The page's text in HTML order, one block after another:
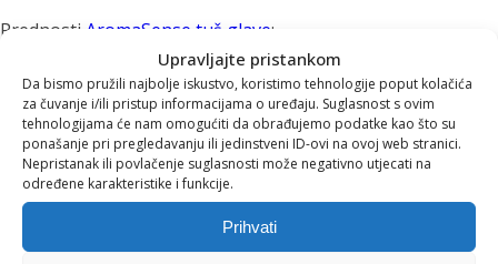
Upravljajte pristankom
Da bismo pružili najbolje iskustvo, koristimo tehnologije poput kolačića
za čuvanje i/ili pristup informacijama o uređaju. Suglasnost s ovim
tehnologijama će nam omogućiti da obrađujemo podatke kao što su
ponašanje pri pregledavanju ili jedinstveni ID-ovi na ovoj web stranici.
Nepristanak ili povlačenje suglasnosti može negativno utjecati na
određene karakteristike i funkcije.
Prihvati
Prednosti AromaSense tuš glave:
Revitalizacija jutarnjeg tuširanja: Doživite revitalizirajuće
povećanje tlaka vode koje vam može okrijepiti ujutro i
pripremiti za novi dan.
Olakšanje bolova u mišićima: Nakon napornog dana,
tuširanje s AromaSense tuš glavom može umiriti bolove u